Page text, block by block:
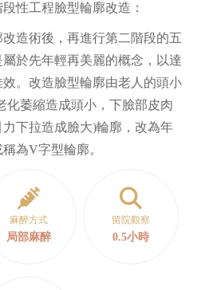
性工程臉型輪廓改造：
造術後，再進行第二階段的五
於先年輕再美麗的概念，以達
。改造臉型輪廓由老人的頭小
化萎縮造成頭小，下臉部皮肉
下拉造成臉大)輪廓，改為年
為V字型輪廓。
麻醉方式
局部麻醉
留院觀察
0.5小時